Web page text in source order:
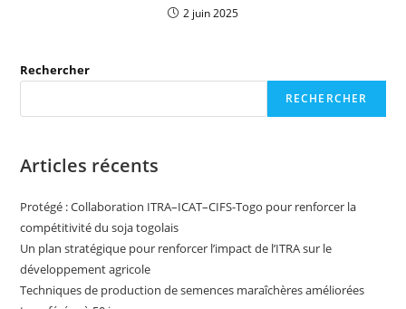
2 juin 2025
Rechercher
RECHERCHER
Articles récents
Protégé : Collaboration ITRA–ICAT–CIFS-Togo pour renforcer la
compétitivité du soja togolais
Un plan stratégique pour renforcer l’impact de l’ITRA sur le
développement agricole
Techniques de production de semences maraîchères améliorées